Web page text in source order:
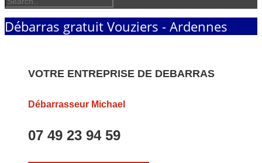
Débarras gratuit Vouziers - Ardennes
VOTRE ENTREPRISE DE DEBARRAS
Débarrasseur Michael
07 49 23 94 59